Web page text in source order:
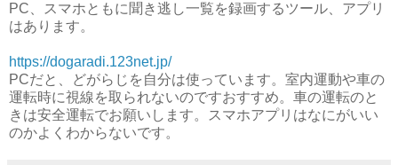
PC、スマホともに聞き逃し一覧を録画するツール、アプリ
はあります。
https://dogaradi.123net.jp/
PCだと、どがらじを自分は使っています。室内運動や車の
運転時に視線を取られないのですおすすめ。車の運転のと
きは安全運転でお願いします。スマホアプリはなにがいい
のかよくわからないです。